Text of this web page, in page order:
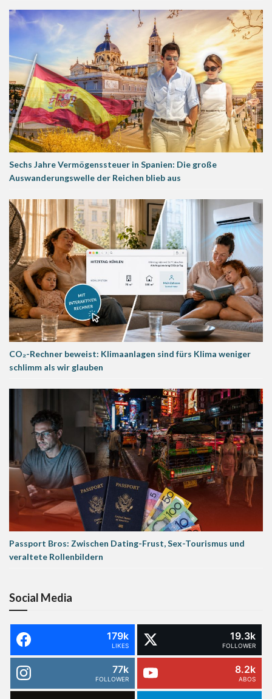
Sechs Jahre Vermögenssteuer in Spanien: Die große
Auswanderungswelle der Reichen blieb aus
CO₂-Rechner beweist: Klimaanlagen sind fürs Klima weniger
schlimm als wir glauben
Passport Bros: Zwischen Dating-Frust, Sex-Tourismus und
veraltete Rollenbildern
Social Media
179k
LIKES
19.3k
FOLLOWER
77k
FOLLOWER
8.2k
ABOS